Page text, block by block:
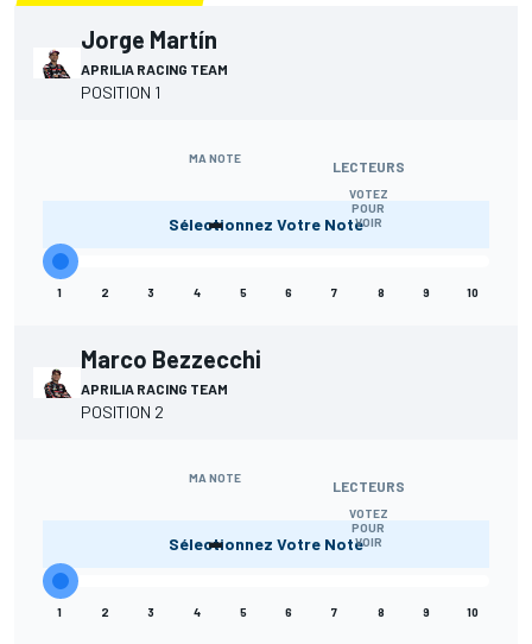
Jorge Martín
APRILIA RACING TEAM
POSITION 1
MA NOTE
-
LECTEURS
VOTEZ
POUR
VOIR
Sélectionnez Votre Note
1 2 3 4 5 6 7 8 9 10
Marco Bezzecchi
APRILIA RACING TEAM
POSITION 2
MA NOTE
-
LECTEURS
VOTEZ
POUR
VOIR
Sélectionnez Votre Note
1 2 3 4 5 6 7 8 9 10